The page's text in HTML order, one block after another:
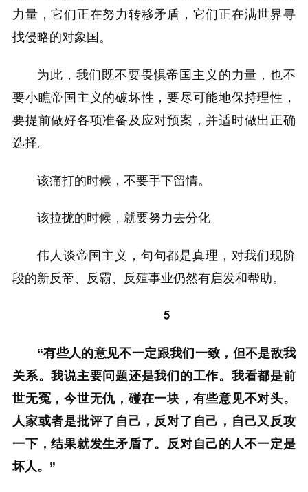
力量，它们正在努力转移矛盾，它们正在满世界寻
找侵略的对象国。
为此，我们既不要畏惧帝国主义的力量，也不
要小瞧帝国主义的破坏性，要尽可能地保持理性，
要提前做好各项准备及应对预案，并适时做出正确
选择。
该痛打的时候，不要手下留情。
该拉拢的时候，就要努力去分化。
伟人谈帝国主义，句句都是真理，对我们现阶
段的新反帝、反霸、反殖事业仍然有启发和帮助。
5
“有些人的意见不一定跟我们一致，但不是敌我
关系。我说主要问题还是我们的工作。我看都是前
世无冤，今世无仇，碰在一块，有些意见不对头。
人家或者是批评了自己，反对了自己，自己又反攻
一下，结果就发生矛盾了。反对自己的人不一定是
坏人。”